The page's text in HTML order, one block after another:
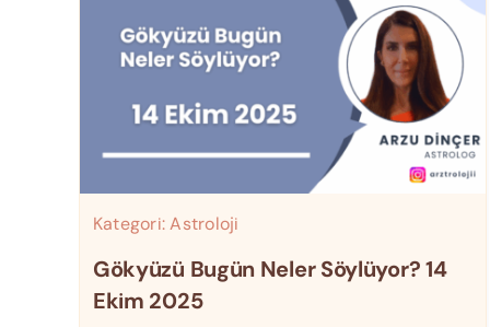
Kategori:Astroloji
Gökyüzü Bugün Neler Söylüyor? 14
Ekim 2025